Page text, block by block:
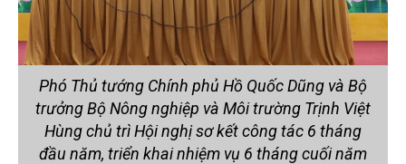
Phó Thủ tướng Chính phủ Hồ Quốc Dũng và Bộ
trưởng Bộ Nông nghiệp và Môi trường Trịnh Việt
Hùng chủ trì Hội nghị sơ kết công tác 6 tháng
đầu năm, triển khai nhiệm vụ 6 tháng cuối năm